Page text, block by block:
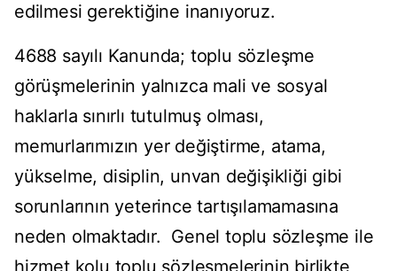
edilmesi gerektiğine inanıyoruz.
4688 sayılı Kanunda; toplu sözleşme
görüşmelerinin yalnızca mali ve sosyal
haklarla sınırlı tutulmuş olması,
memurlarımızın yer değiştirme, atama,
yükselme, disiplin, unvan değişikliği gibi
sorunlarının yeterince tartışılamamasına
neden olmaktadır. Genel toplu sözleşme ile